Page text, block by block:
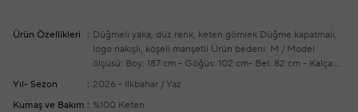
Ürün Özellikleri Düğmeli yaka, düz renk, keten gömlek Düğme kapatmalı,
logo nakışlı, köşeli manşetli Ürün bedeni: M / Model
ölçüsü: Boy: 187 cm - Göğüs: 102 cm- Bel: 82 cm - Kalça:
92 cm
Yeni sezon hazır giyim alışverişlerinizde ücretsiz
tadilat yapılmaktadır
Yıl- Sezon
2026 - İlkbahar / Yaz
Kumaş ve Bakım
%100 Keten